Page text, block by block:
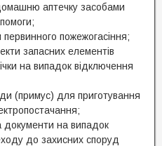
аптечку засобами
первинного пожежогасіння;
запасних елементів
на випадок відключення
(примус) для приготування
документи на випадок
до захисних споруд